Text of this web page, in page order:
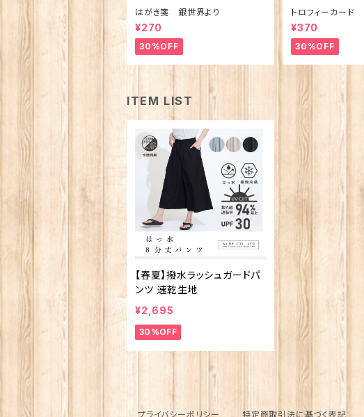
はがき箋 銀世界より
¥270
30%OFF
トロフィーカード
¥370
30%OFF
ITEM LIST
【春夏】撥水ラッシュガードパ
ンツ 速乾生地
¥2,695
30%OFF
プライバシーポリシー 特定商取引法に基づく表記